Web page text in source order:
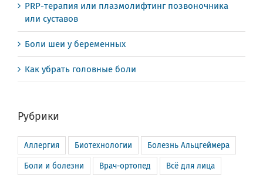
PRP-терапия или плазмолифтинг позвоночника
или суставов
Боли шеи у беременных
Как убрать головные боли
Рубрики
Аллергия Биотехнологии Болезнь Альцгеймера
Боли и болезни Врач-ортопед Всё для лица